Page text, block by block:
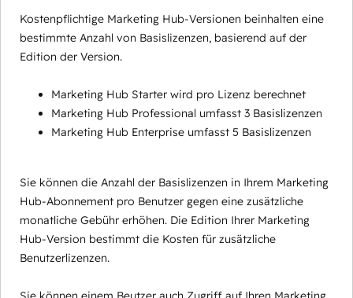
Kostenpflichtige Marketing Hub-Versionen beinhalten eine
bestimmte Anzahl von Basislizenzen, basierend auf der
Edition der Version.
Marketing Hub Starter wird pro Lizenz berechnet
Marketing Hub Professional umfasst 3 Basislizenzen
Marketing Hub Enterprise umfasst 5 Basislizenzen
Sie können die Anzahl der Basislizenzen in Ihrem Marketing
Hub-Abonnement pro Benutzer gegen eine zusätzliche
monatliche Gebühr erhöhen. Die Edition Ihrer Marketing
Hub-Version bestimmt die Kosten für zusätzliche
Benutzerlizenzen.